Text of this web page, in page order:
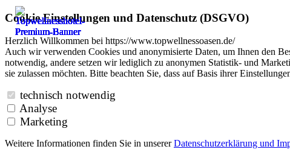
Cookie Einstellungen und Datenschutz (DSGVO)
Herzlich Willkommen bei https://www.topwellnessoasen.de/
Auch wir verwenden Cookies und anonymisierte Daten, um Ihnen den
notwendig, andere setzen wir lediglich zu anonymen Statistik- und
sie zulassen möchten. Bitte beachten Sie, dass auf Basis ihrer
technisch notwendig
Analyse
Marketing
Weitere Informationen finden Sie in unsererDatenschutzerklärung und